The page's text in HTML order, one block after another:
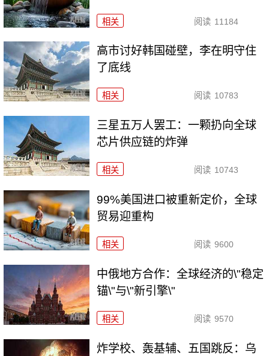
相关 阅读 11184
高市讨好韩国碰壁，李在明守住
了底线
相关 阅读 10783
三星五万人罢工：一颗扔向全球
芯片供应链的炸弹
相关 阅读 10743
99%美国进口被重新定价，全球
贸易迎重构
相关 阅读 9600
中俄地方合作：全球经济的\"稳定
锚\"与\"新引擎\"
相关 阅读 9570
炸学校、轰基辅、五国跳反：乌